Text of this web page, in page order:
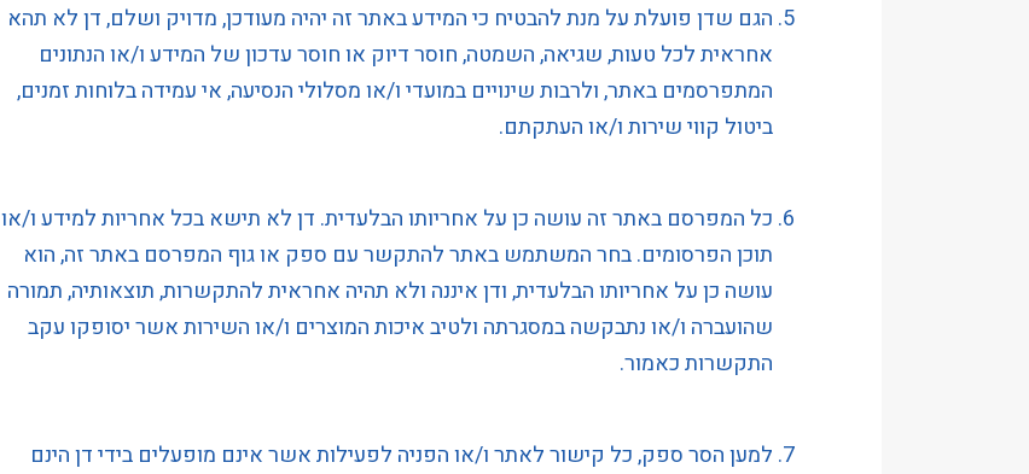
הגם שדן פועלת על מנת להבטיח כי המידע באתר זה יהיה מעודכן, מדויק ושלם, דן לא תהא
אחראית לכל טעות, שגיאה, השמטה, חוסר דיוק או חוסר עדכון של המידע ו/או הנתונים
המתפרסמים באתר, ולרבות שינויים במועדי ו/או מסלולי הנסיעה, אי עמידה בלוחות זמנים,
ביטול קווי שירות ו/או העתקתם.
כל המפרסם באתר זה עושה כן על אחריותו הבלעדית. דן לא תישא בכל אחריות למידע ו/או
תוכן הפרסומים. בחר המשתמש באתר להתקשר עם ספק או גוף המפרסם באתר זה, הוא
עושה כן על אחריותו הבלעדית, ודן איננה ולא תהיה אחראית להתקשרות, תוצאותיה, תמורה
שהועברה ו/או נתבקשה במסגרתה ולטיב איכות המוצרים ו/או השירות אשר יסופקו עקב
התקשרות כאמור.
למען הסר ספק, כל קישור לאתר ו/או הפניה לפעילות אשר אינם מופעלים בידי דן הינם